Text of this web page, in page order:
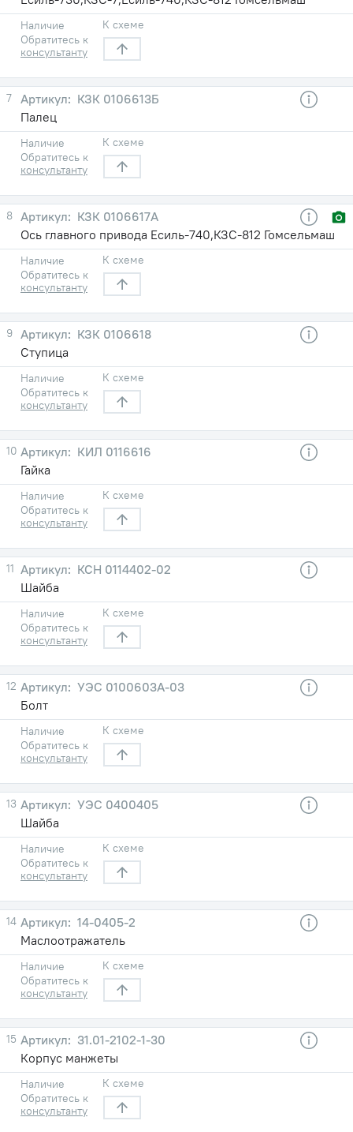
Наличие
Обратитесь к
консультанту
К схеме
7
КЗК 0106613Б
Палец
Наличие
Обратитесь к
консультанту
К схеме
8
КЗК 0106617А
Ось главного привода Есиль-740,КЗС-812 Гомсельмаш
Наличие
Обратитесь к
консультанту
К схеме
9
КЗК 0106618
Ступица
Наличие
Обратитесь к
консультанту
К схеме
10
КИЛ 0116616
Гайка
Наличие
Обратитесь к
консультанту
К схеме
11
КСН 0114402-02
Шайба
Наличие
Обратитесь к
консультанту
К схеме
12
УЭС 0100603А-03
Болт
Наличие
Обратитесь к
консультанту
К схеме
13
УЭС 0400405
Шайба
Наличие
Обратитесь к
консультанту
К схеме
14
14-0405-2
Маслоотражатель
Наличие
Обратитесь к
консультанту
К схеме
15
31.01-2102-1-30
Корпус манжеты
Наличие
Обратитесь к
консультанту
К схеме